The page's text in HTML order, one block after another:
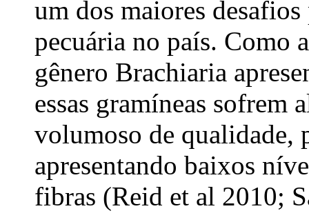
um dos maiores
pecuária no país. Como
gênero Brachiaria
essas gramíneas sofrem
volumoso de qualidade,
apresentando baixos
fibras (Reid et al 2010;